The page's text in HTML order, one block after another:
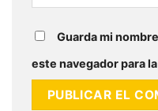
Guarda mi
este navegador para